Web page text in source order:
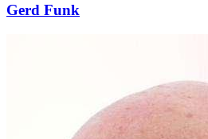
Gerd Funk